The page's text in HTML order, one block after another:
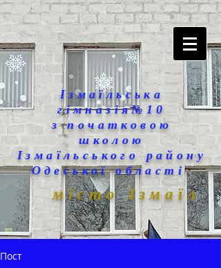
Ізмаїльська
гімназія№10
з початковою
школою
Ізмаїльського району
Одеської області
місто Ізмаїл
Пост